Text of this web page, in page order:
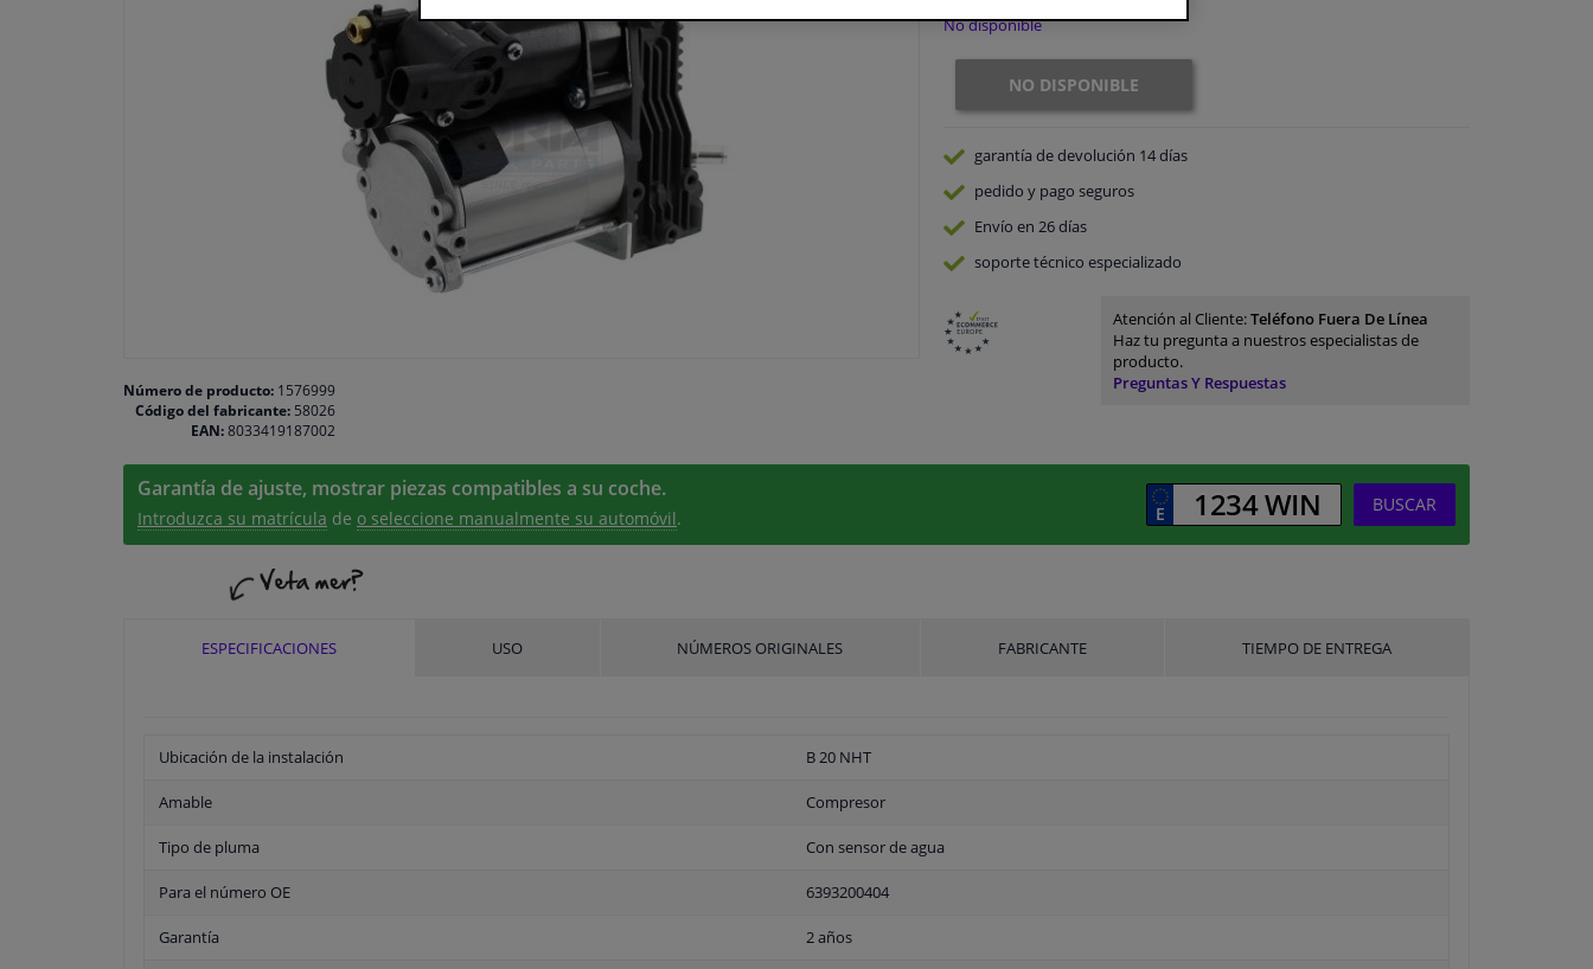
Número de producto: 1576999
Código del fabricante: 58026
EAN:8033419187002
No disponible
NO DISPONIBLE
garantía de devolución 14 días
pedido y pago seguros
Envío en 26 días
soporte técnico especializado
Atención al Cliente:Teléfono Fuera De Línea
Haz tu pregunta a nuestros especialistas de
producto.
Preguntas Y Respuestas
Garantía de ajuste, mostrar piezas compatibles a su coche.
Introduzca su matrícula de o seleccione manualmente su automóvil.
BUSCAR
ESPECIFICACIONES USO NÚMEROS ORIGINALES FABRICANTE TIEMPO DE ENTREGA
Ubicación de la instalación B 20 NHT
Amable Compresor
Tipo de pluma Con sensor de agua
Para el número OE 6393200404
Garantía 2 años